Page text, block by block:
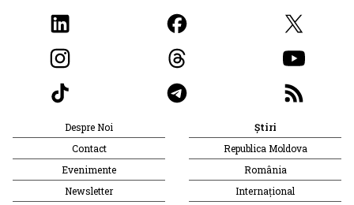
Despre Noi
Contact
Evenimente
Newsletter
Știri
Republica Moldova
România
Internațional